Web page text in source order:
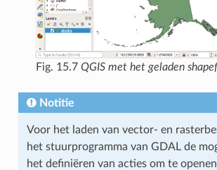
Fig. 15.7 QGIS met het geladen
Notitie
Voor het laden van vector- en
het stuurprogramma van GDAL de
het definiëren van acties om te